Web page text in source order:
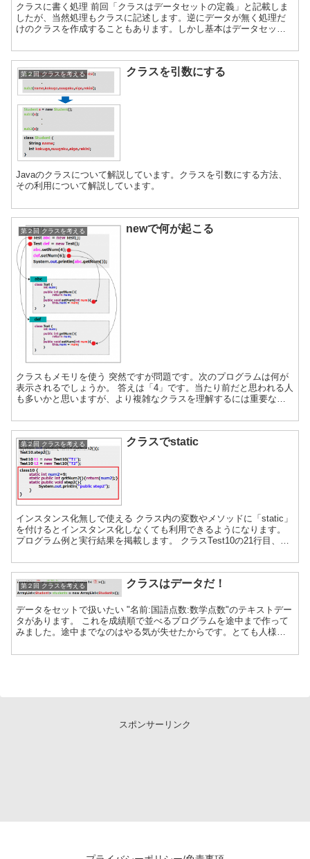
クラスに書く処理 前回「クラスはデータセットの定義」と記載しま
したが、当然処理もクラスに記述します。逆にデータが無く処理だ
けのクラスを作成することもあります。しかし基本はデータセット
第２回 クラスを考える クラスを引数にする
Javaのクラスについて解説しています。クラスを引数にする方法、
その利用について解説しています。
第２回 クラスを考える newで何が起こる
クラスもメモリを使う 突然ですが問題です。次のプログラムは何が
表示されるでしょうか。 答えは「4」です。当たり前だと思われる人
も多いかと思いますが、より複雑なクラスを理解するには重要なと
第２回 クラスを考える クラスでstatic
インスタンス化無しで使える クラス内の変数やメソッドに「static」
を付けるとインスタンス化しなくても利用できるようになります。
プログラム例と実行結果を掲載します。 クラスTest10の21行目、25
第２回 クラスを考える クラスはデータだ！
データをセットで扱いたい "名前:国語点数:数学点数"のテキストデー
タがあります。 これを成績順で並べるプログラムを途中まで作って
みました。途中までなのはやる気が失せたからです。とても人様に
スポンサーリンク